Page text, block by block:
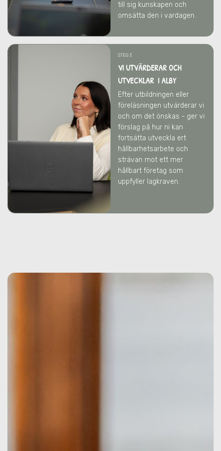
till sig kunskapen och
omsätta den i vardagen.
STEG 3
VI UTVÄRDERAR OCH
UTVECKLAR I ALBY
Efter utbildningen eller
föreläsningen utvärderar vi
och om det önskas - ger vi
förslag på hur ni kan
fortsätta utveckla ert
hållbarhetsarbete och
strävan mot ett mer
hållbart företag som
uppfyller lagkraven.